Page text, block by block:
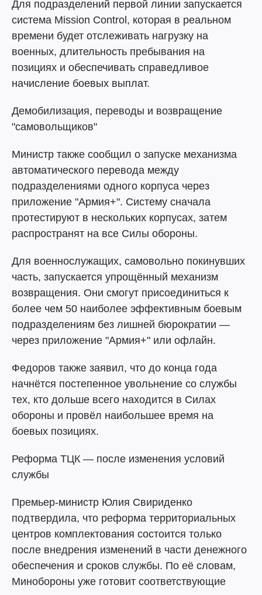
Для подразделений первой линии запускается
система Mission Control, которая в реальном
времени будет отслеживать нагрузку на
военных, длительность пребывания на
позициях и обеспечивать справедливое
начисление боевых выплат.
Демобилизация, переводы и возвращение
"самовольщиков"
Министр также сообщил о запуске механизма
автоматического перевода между
подразделениями одного корпуса через
приложение "Армия+". Систему сначала
протестируют в нескольких корпусах, затем
распространят на все Силы обороны.
Для военнослужащих, самовольно покинувших
часть, запускается упрощённый механизм
возвращения. Они смогут присоединиться к
более чем 50 наиболее эффективным боевым
подразделениям без лишней бюрократии —
через приложение "Армия+" или офлайн.
Федоров также заявил, что до конца года
начнётся постепенное увольнение со службы
тех, кто дольше всего находится в Силах
обороны и провёл наибольшее время на
боевых позициях.
Реформа ТЦК — после изменения условий
службы
Премьер-министр Юлия Свириденко
подтвердила, что реформа территориальных
центров комплектования состоится только
после внедрения изменений в части денежного
обеспечения и сроков службы. По её словам,
Минобороны уже готовит соответствующие